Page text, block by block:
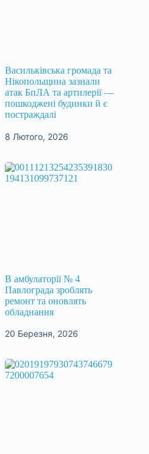
Васильківська громада та
Нікопольщина зазнали
атак БпЛА та артилерії —
пошкоджені будинки й є
постраждалі
8 Лютого, 2026
В амбулаторії № 4
Павлограда зроблять
ремонт та оновлять
обладнання
20 Березня, 2026